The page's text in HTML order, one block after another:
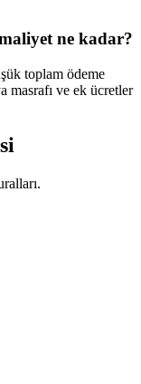
ne kadar?
toplam ödeme
ve ek ücretler